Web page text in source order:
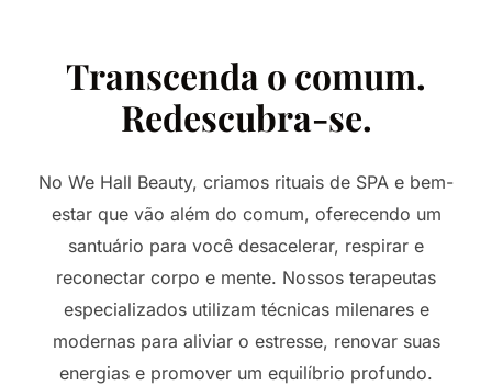
Transcenda o comum.
Redescubra-se.
No We Hall Beauty, criamos rituais de SPA e bem-
estar que vão além do comum, oferecendo um
santuário para você desacelerar, respirar e
reconectar corpo e mente. Nossos terapeutas
especializados utilizam técnicas milenares e
modernas para aliviar o estresse, renovar suas
energias e promover um equilíbrio profundo.